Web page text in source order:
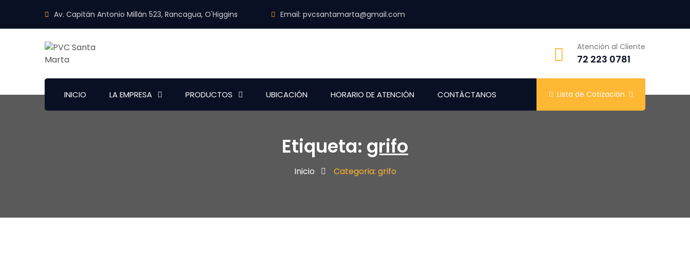
Av. Capitán Antonio Millán 523, Rancagua, O'Higgins Email: pvcsantamarta@gmail.com
Atención al Cliente
72 223 0781
INICIO LA EMPRESA PRODUCTOS UBICACIÓN HORARIO DE ATENCIÓN CONTÁCTANOS Lista de Cotización
Etiqueta: grifo
Inicio Categoria: grifo